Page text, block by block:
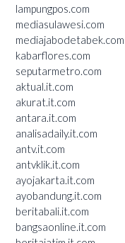
lampungpos.com
mediasulawesi.com
mediajabodetabek.com
kabarflores.com
seputarmetro.com
aktual.it.com
akurat.it.com
antara.it.com
analisadaily.it.com
antv.it.com
antvklik.it.com
ayojakarta.it.com
ayobandung.it.com
beritabali.it.com
bangsaonline.it.com